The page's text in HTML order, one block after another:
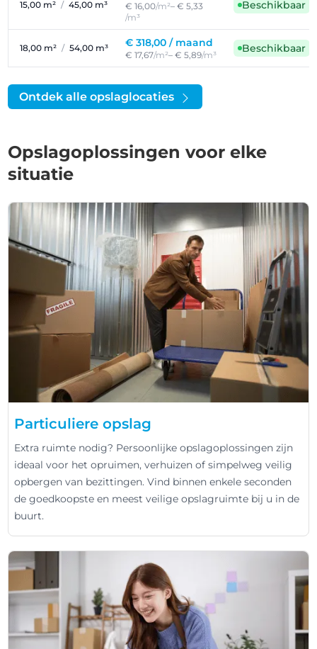
15,00 m² / 45,00 m³ € 16,00/m²– € 5,33
/m³
Beschikbaar
18,00 m² / 54,00 m³ € 318,00 / maand
€ 17,67/m²– € 5,89/m³
Beschikbaar
Ontdek alle opslaglocaties
Opslagoplossingen voor elke
situatie
Particuliere opslag
Extra ruimte nodig? Persoonlijke opslagoplossingen zijn
ideaal voor het opruimen, verhuizen of simpelweg veilig
opbergen van bezittingen. Vind binnen enkele seconden
de goedkoopste en meest veilige opslagruimte bij u in de
buurt.